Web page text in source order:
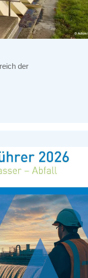
der